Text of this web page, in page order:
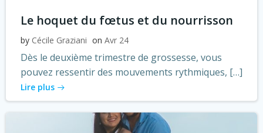
Le hoquet du fœtus et du nourrisson
by Cécile Graziani on Avr 24
Dès le deuxième trimestre de grossesse, vous
pouvez ressentir des mouvements rythmiques, […]
Lire plus